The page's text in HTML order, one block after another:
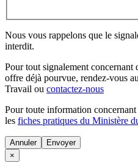
Nous vous rappelons que le
interdit.
Pour tout signalement concernant
offre déjà pourvue, rendez-vous
Travail ou contactez-nous
Pour toute information concernant
les fiches pratiques du Ministère
Annuler
×